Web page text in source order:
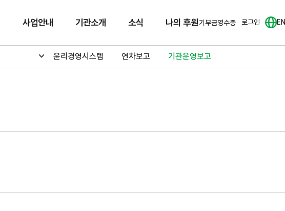
사업안내 기관소개 소식 나의 후원기부금영수증 로그인 EN
윤리경영시스템 연차보고 기관운영보고